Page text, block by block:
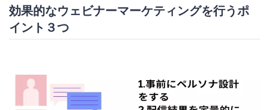
効果的なウェビナーマーケティングを行うポ
イント３つ